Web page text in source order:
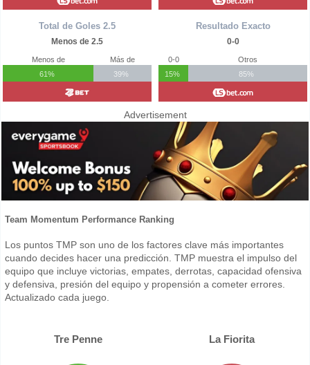
Total de Goles 2.5
Menos de 2.5
Menos de
61%
Más de
39%
Resultado Exacto
0-0
0-0
15%
Otros
85%
Advertisement
Team Momentum Performance Ranking
Los puntos TMP son uno de los factores clave más importantes
cuando decides hacer una predicción. TMP muestra el impulso del
equipo que incluye victorias, empates, derrotas, capacidad ofensiva
y defensiva, presión del equipo y propensión a cometer errores.
Actualizado cada juego.
Tre Penne La Fiorita